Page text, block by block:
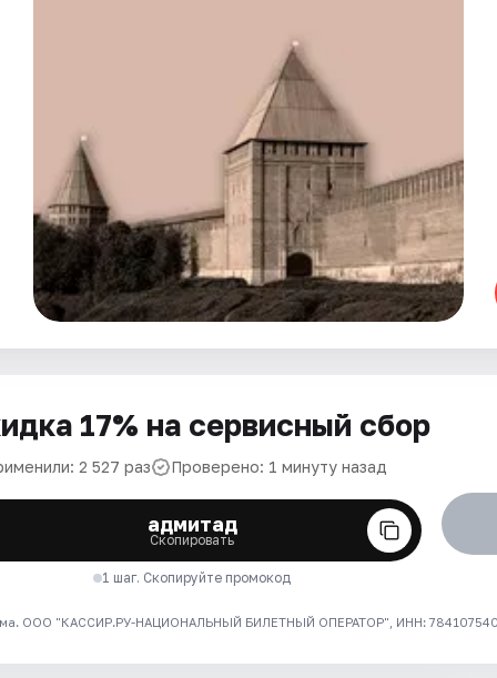
17% на сервисный сбор
2 527 раз Проверено: 1 минуту назад
адмитад
Скопировать
1 шаг. Скопируйте промокод
ООО "КАССИР.РУ-НАЦИОНАЛЬНЫЙ БИЛЕТНЫЙ ОПЕРАТОР", ИНН: 7841075409